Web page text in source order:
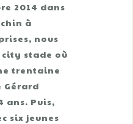
2014 dans
à
nous
city stade où
trentaine
Gérard
ans. Puis,
six jeunes